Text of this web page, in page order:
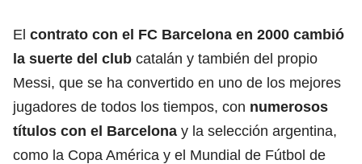
El contrato con el FC Barcelona en 2000 cambió
la suerte del club catalán y también del propio
Messi, que se ha convertido en uno de los mejores
jugadores de todos los tiempos, con numerosos
títulos con el Barcelona y la selección argentina,
como la Copa América y el Mundial de Fútbol de